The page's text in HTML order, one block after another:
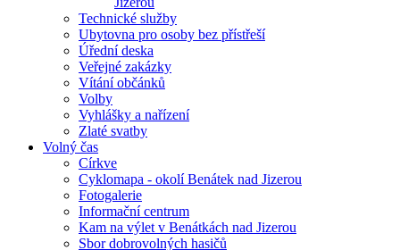
Technické služby
Ubytovna pro osoby bez přístřeší
Úřední deska
Veřejné zakázky
Vítání občánků
Volby
Vyhlášky a nařízení
Zlaté svatby
Volný čas
Církve
Cyklomapa - okolí Benátek nad Jizerou
Fotogalerie
Informační centrum
Kam na výlet v Benátkách nad Jizerou
Sbor dobrovolných hasičů